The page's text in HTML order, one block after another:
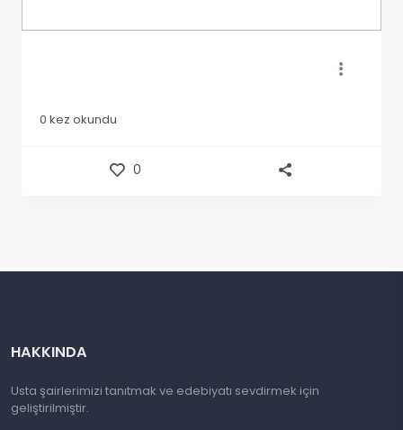
0 kez okundu
0
HAKKINDA
Usta şairlerimizi tanıtmak ve edebiyatı sevdirmek için
geliştirilmiştir.